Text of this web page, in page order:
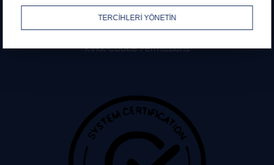
Emergency and Contingency Plan
KVKK Illumination Text
KVKK Cookie Permissions
TERCİHLERİ YÖNETİN